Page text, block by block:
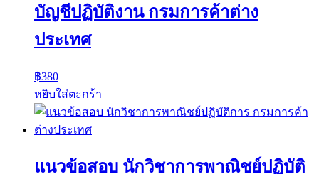
บัญชีปฏิบัติงาน กรมการค้าต่าง
ประเทศ
฿380
หยิบใส่ตะกร้า
แนวข้อสอบ นักวิชาการพาณิชย์ปฏิบัติ